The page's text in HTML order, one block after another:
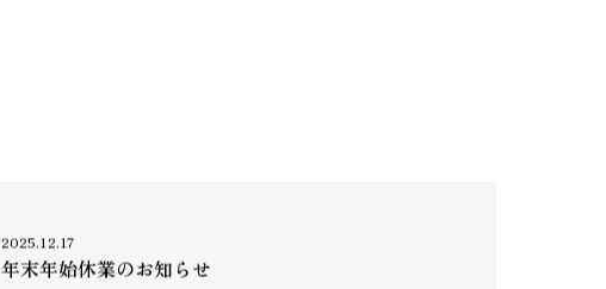
2025.12.17
年末年始休業のお知らせ